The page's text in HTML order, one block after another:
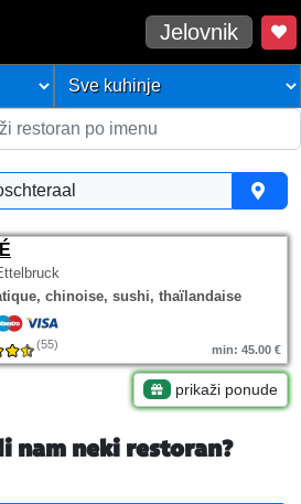
Jelovnik
chinoise, sushi, thaïlandaise
(55) min: 45.00 €
prikaži ponude
nam neki restoran?